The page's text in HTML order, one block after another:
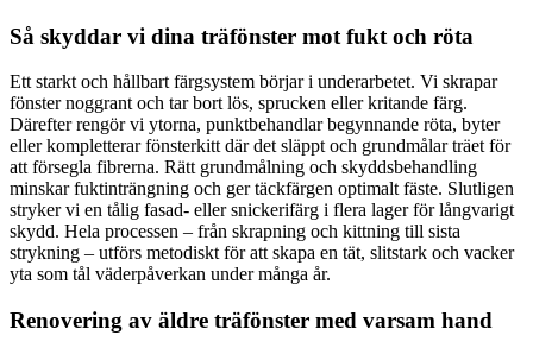
Så skyddar vi dina träfönster mot fukt och röta
Ett starkt och hållbart färgsystem börjar i underarbetet. Vi skrapar
fönster noggrant och tar bort lös, sprucken eller kritande färg.
Därefter rengör vi ytorna, punktbehandlar begynnande röta, byter
eller kompletterar fönsterkitt där det släppt och grundmålar träet för
att försegla fibrerna. Rätt grundmålning och skyddsbehandling
minskar fuktinträngning och ger täckfärgen optimalt fäste. Slutligen
stryker vi en tålig fasad- eller snickerifärg i flera lager för långvarigt
skydd. Hela processen – från skrapning och kittning till sista
strykning – utförs metodiskt för att skapa en tät, slitstark och vacker
yta som tål väderpåverkan under många år.
Renovering av äldre träfönster med varsam hand